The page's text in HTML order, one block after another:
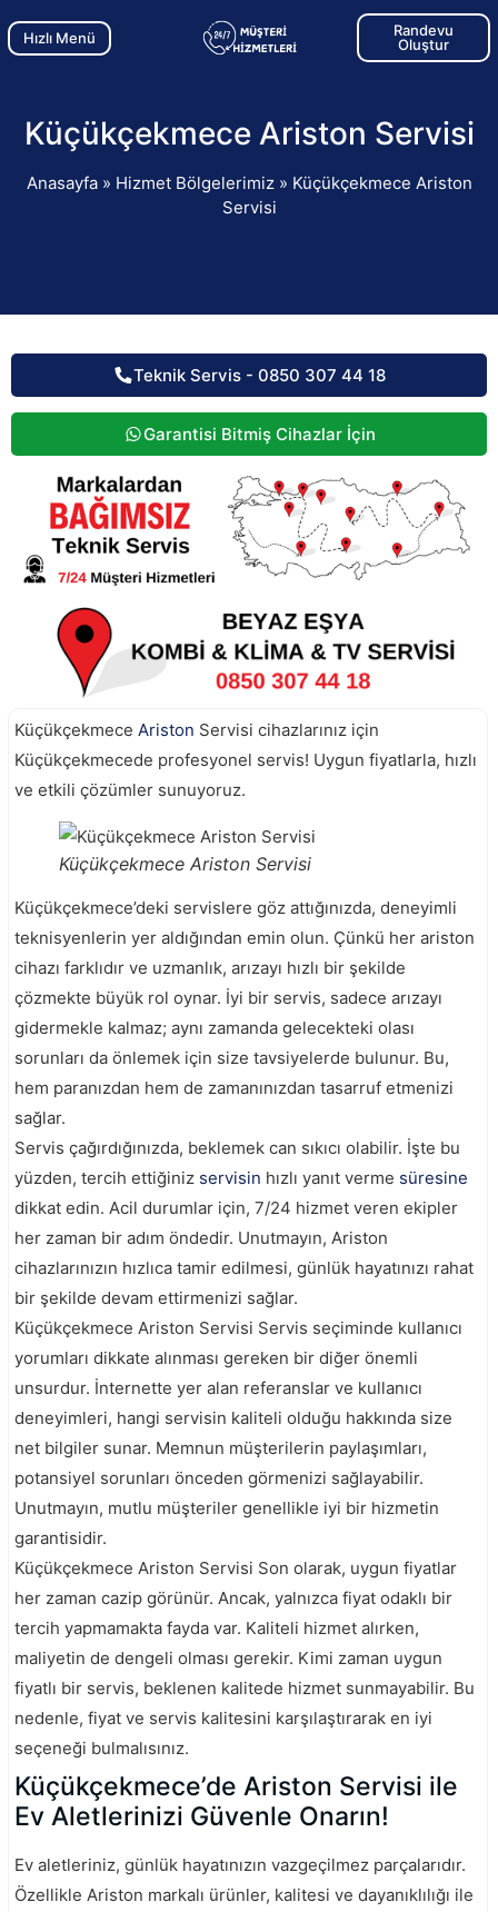
Hızlı Menü
Randevu
Oluştur
Küçükçekmece Ariston Servisi
Anasayfa» Hizmet Bölgelerimiz» Küçükçekmece Ariston
Servisi
Teknik Servis - 0850 307 44 18
Garantisi Bitmiş Cihazlar İçin
Küçükçekmece Ariston Servisi cihazlarınız için
Küçükçekmecede profesyonel servis! Uygun fiyatlarla, hızlı
ve etkili çözümler sunuyoruz.
Küçükçekmece Ariston Servisi
Küçükçekmece’deki servislere göz attığınızda, deneyimli
teknisyenlerin yer aldığından emin olun. Çünkü her ariston
cihazı farklıdır ve uzmanlık, arızayı hızlı bir şekilde
çözmekte büyük rol oynar. İyi bir servis, sadece arızayı
gidermekle kalmaz; aynı zamanda gelecekteki olası
sorunları da önlemek için size tavsiyelerde bulunur. Bu,
hem paranızdan hem de zamanınızdan tasarruf etmenizi
sağlar.
Servis çağırdığınızda, beklemek can sıkıcı olabilir. İşte bu
yüzden, tercih ettiğiniz servisin hızlı yanıt verme süresine
dikkat edin. Acil durumlar için, 7/24 hizmet veren ekipler
her zaman bir adım öndedir. Unutmayın, Ariston
cihazlarınızın hızlıca tamir edilmesi, günlük hayatınızı rahat
bir şekilde devam ettirmenizi sağlar.
Küçükçekmece Ariston Servisi Servis seçiminde kullanıcı
yorumları dikkate alınması gereken bir diğer önemli
unsurdur. İnternette yer alan referanslar ve kullanıcı
deneyimleri, hangi servisin kaliteli olduğu hakkında size
net bilgiler sunar. Memnun müşterilerin paylaşımları,
potansiyel sorunları önceden görmenizi sağlayabilir.
Unutmayın, mutlu müşteriler genellikle iyi bir hizmetin
garantisidir.
Küçükçekmece Ariston Servisi Son olarak, uygun fiyatlar
her zaman cazip görünür. Ancak, yalnızca fiyat odaklı bir
tercih yapmamakta fayda var. Kaliteli hizmet alırken,
maliyetin de dengeli olması gerekir. Kimi zaman uygun
fiyatlı bir servis, beklenen kalitede hizmet sunmayabilir. Bu
nedenle, fiyat ve servis kalitesini karşılaştırarak en iyi
seçeneği bulmalısınız.
Küçükçekmece’de Ariston Servisi ile
Ev Aletlerinizi Güvenle Onarın!
Ev aletleriniz, günlük hayatınızın vazgeçilmez parçalarıdır.
Özellikle Ariston markalı ürünler, kalitesi ve dayanıklılığı ile